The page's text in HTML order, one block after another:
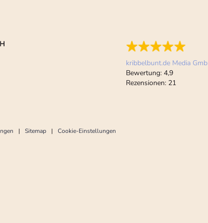
Sitemap Cookie-Einstellungen
kribbelbunt.de Media
Bewertung: 4,9
Rezensionen: 21